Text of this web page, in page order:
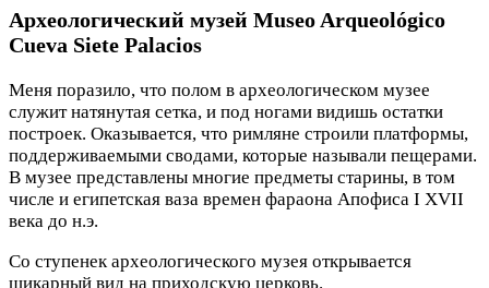
Археологический музей Museo Arqueológico
Cueva Siete Palacios
Меня поразило, что полом в археологическом музее
служит натянутая сетка, и под ногами видишь остатки
построек. Оказывается, что римляне строили платформы,
поддерживаемыми сводами, которые называли пещерами.
В музее представлены многие предметы старины, в том
числе и египетская ваза времен фараона Апофиса I XVII
века до н.э.
Со ступенек археологического музея открывается
шикарный вид на приходскую церковь.